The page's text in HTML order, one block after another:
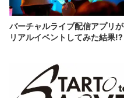
バーチャルライブ配信アプリが
リアルイベントしてみた結果!?